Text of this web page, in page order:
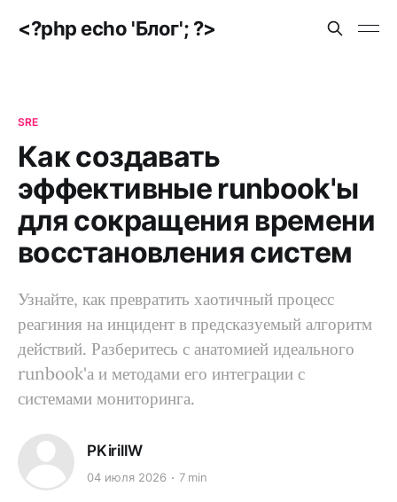
<?php echo 'Блог'; ?>
SRE
Как создавать
эффективные runbook'ы
для сокращения времени
восстановления систем
Узнайте, как превратить хаотичный процесс
реагиния на инцидент в предсказуемый алгоритм
действий. Разберитесь с анатомией идеального
runbook'а и методами его интеграции с
системами мониторинга.
PKirillW
04 июля 2026 7 min